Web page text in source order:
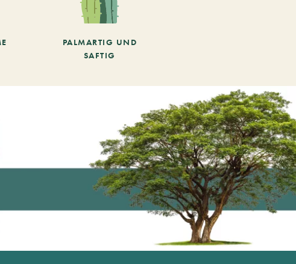
PALMARTIG UND
SAFTIG